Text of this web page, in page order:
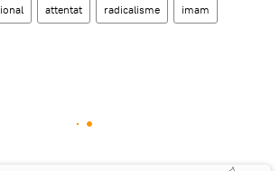
attentat radicalisme imam